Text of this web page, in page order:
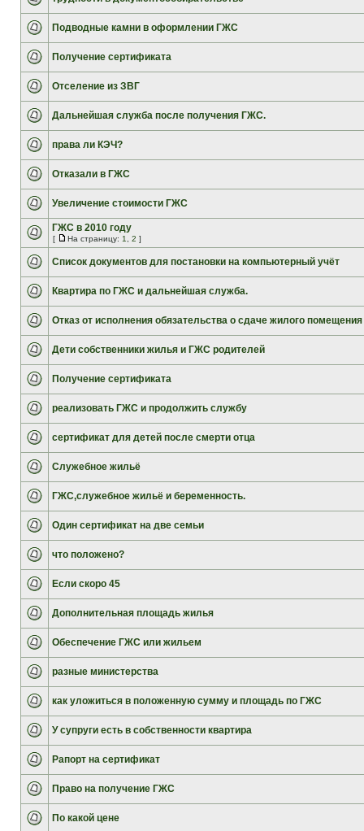
Подводные камни в оформлении ГЖС
Получение сертификата
Отселение из ЗВГ
Дальнейшая служба после получения ГЖС.
права ли КЭЧ?
Отказали в ГЖС
Увеличение стоимости ГЖС
ГЖС в 2010 году
[ На страницу: 1 2 ]
Список документов для постановки на компьютерный учёт
Квартира по ГЖС и дальнейшая служба.
Отказ от исполнения обязательства о сдаче жилого помещения
Дети собственники жилья и ГЖС родителей
Получение сертификата
реализовать ГЖС и продолжить службу
сертификат для детей после смерти отца
Служебное жильё
ГЖС,служебное жильё и беременность.
Один сертификат на две семьи
что положено?
Если скоро 45
Дополнительная площадь жилья
Обеспечение ГЖС или жильем
разные министерства
как уложиться в положенную сумму и площадь по ГЖС
У супруги есть в собственности квартира
Рапорт на сертификат
Право на получение ГЖС
По какой цене